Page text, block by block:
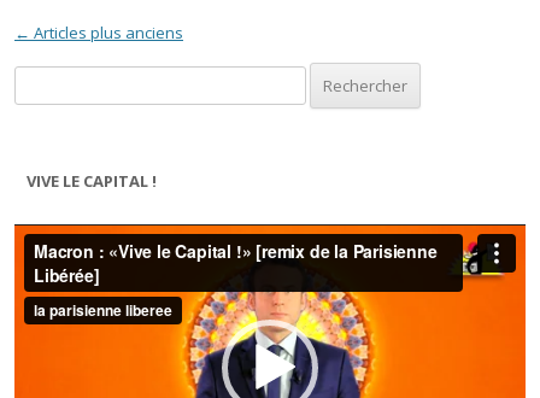
Navigation des articles
← Articles plus anciens
VIVE LE CAPITAL !
Lecteur
vidéo